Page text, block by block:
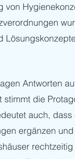
von
Antworten
die
auch,
ergänzen